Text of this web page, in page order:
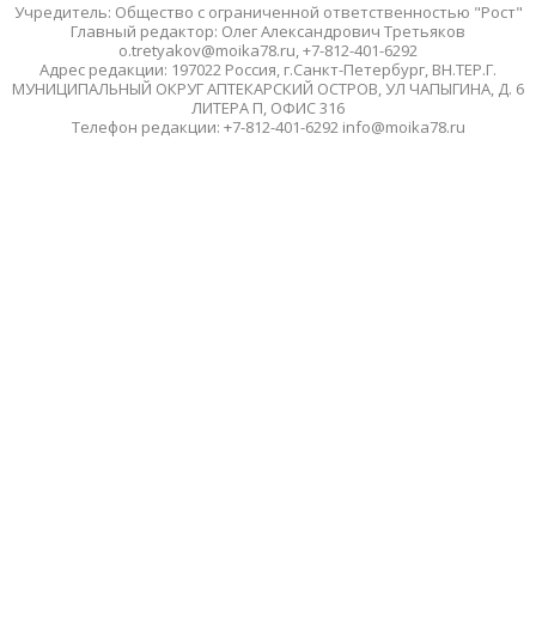
Учредитель: Общество с ограниченной ответственностью "Рост"
Главный редактор: Олег Александрович Третьяков
o.tretyakov@moika78.ru, +7-812-401-6292
Адрес редакции: 197022 Россия, г.Санкт-Петербург, ВН.ТЕР.Г.
МУНИЦИПАЛЬНЫЙ ОКРУГ АПТЕКАРСКИЙ ОСТРОВ, УЛ ЧАПЫГИНА, Д. 6
ЛИТЕРА П, ОФИС 316
Телефон редакции: +7-812-401-6292 info@moika78.ru